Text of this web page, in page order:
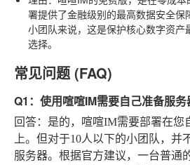
署提供了金融级别的最高数据安全保
小团队来说，这是保护核心数字资产
选择。
常见问题 (FAQ)
Q1：使用喧喧IM需要自己准备服务
回答：是的，喧喧IM需要部署在您
上。但对于10人以下的小团队，并
服务器。根据官方建议，一台普通